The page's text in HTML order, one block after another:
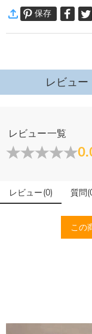
た。
優しい曲線のデザインに
インテリアとして飾るだ
・新米パパママへ：家族
・思い出を大切にする方
ただの置物ではなく、木
目に見える家族の物語と
閉じる
万一、ご注文商品に
保存
レビュー
レビュー一覧
レビュー(0) 質問(
この
ホーム＆雑貨
大量注文の制
はい、対応可能
いたします。お気
ードする画像
商品のベスト効
配送＆返品につ
無料となります
納期=製作作業
認してから制作
でお作りしてお
商品に納品書
商品を海外へ